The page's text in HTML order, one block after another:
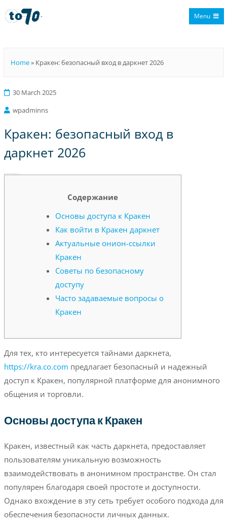
Menu
Home» Кракен: безопасный вход в даркнет 2026
30 March 2025
wpadminns
Кракен: безопасный вход в
даркнет 2026
Содержание
Основы доступа к Кракен
Как войти в Кракен даркнет
Актуальные онион-ссылки
Кракен
Советы по безопасному
доступу
Часто задаваемые вопросы о
Кракен
Для тех, кто интересуется тайнами даркнета,
https://kra.co.com предлагает безопасный и надежный
доступ к Кракен, популярной платформе для анонимного
общения и торговли.
Основы доступа к Кракен
Кракен, известный как часть даркнета, предоставляет
пользователям уникальную возможность
взаимодействовать в анонимном пространстве. Он стал
популярен благодаря своей простоте и доступности.
Однако вхождение в эту сеть требует особого подхода для
обеспечения безопасности личных данных.